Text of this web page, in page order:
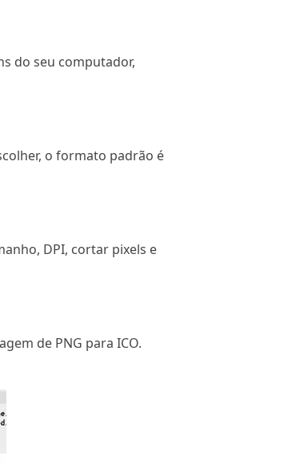
do seu computador,
o formato padrão é
DPI, cortar pixels e
de PNG para ICO.